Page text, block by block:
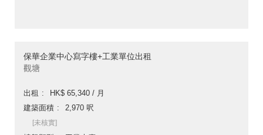
保華企業中心寫字樓+工業單位出租
觀塘
出租
HK$ 65,340 / 月
建築面積
2,970 呎
[未核實]